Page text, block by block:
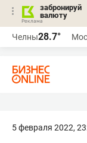
забронируй
валюту
Челны28.7°
5 февраля 2022,